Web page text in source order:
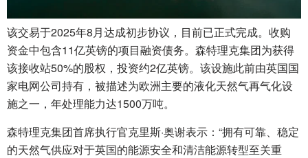
该交易于2025年8月达成初步协议，目前已正式完成。收购
资金中包含11亿英镑的项目融资债务。森特理克集团为获得
该接收站50%的股权，投资约2亿英镑。该设施此前由英国国
家电网公司持有，被描述为欧洲主要的液化天然气再气化设
施之一，年处理能力达1500万吨。
森特理克集团首席执行官克里斯·奥谢表示：“拥有可靠、稳定
的天然气供应对于英国的能源安全和清洁能源转型至关重